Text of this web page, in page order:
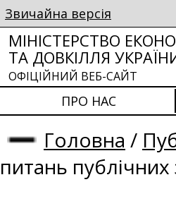
Звичайна версія
МІНІСТЕРСТВО
ТА ДОВКІЛЛЯ
ОФІЦІЙНИЙ ВЕБ-САЙТ
ПРО НАС
Головна /
питань публічних